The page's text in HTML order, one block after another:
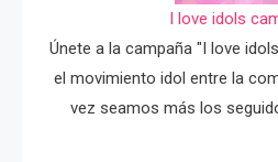
I love idols
Únete a la campaña "I love
el movimiento idol entre la
vez seamos más los